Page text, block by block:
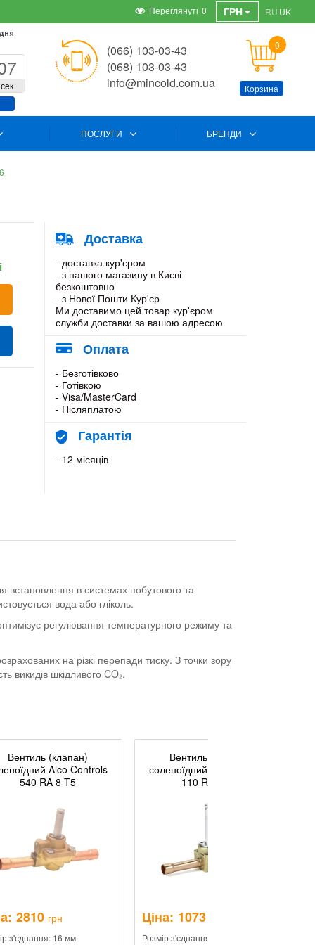
ГРН RU UK
Переглянуті 0
сек
(066) 103-03-43
(068) 103-03-43
info@mincold.com.ua
0
Корзина
ПОСЛУГИ БРЕНДИ
Доставка
- доставка кур'єром
- з нашого магазину в Києві
безкоштовно
- з Нової Пошти Кур'єр
Ми доставимо цей товар кур'єром
служби доставки за вашою адресою
Оплата
- Безготівково
- Готівкою
- Visa/MasterCard
- Післяплатою
Гарантія
- 12 місяців
встановлення в системах побутового та
вода або гліколь.
регулювання температурного режиму та
на різкі перепади тиску. З точки зору
викидів шкідливого CO₂.
Вентиль (клапан)
Alco Controls
540 RA 8 T5
2810 грн
з'єднання: 16 мм
Вентиль (клапан)
соленоїдний Alco Controls
110 RB 2 T2
Ціна: 1073
Розмір з'єднання: 16 мм